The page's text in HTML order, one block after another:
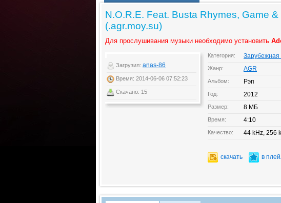
N.O.R.E. Feat. Busta Rhymes, Game
(.agr.moy.su)
Для прослушивания музыки необходимо установить
Загрузил: anas-86
Время: 2014-06-06 07:52:23
Скачано: 15
Категория: Зарубежная
Жанр: AGR
Альбом: Рэп
Год: 2012
Размер: 8 МБ
Время: 4:10
Качество: 44 kHz, 256
скачать в